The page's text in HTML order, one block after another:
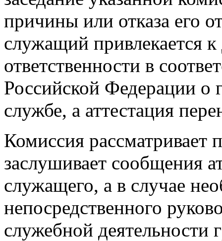
причины или отказа его
служащий привлекается
ответственности в
Российской Федерации о
службе, а аттестация
Комиссия рассматривает
заслушивает сообщения
служащего, а в случае
непосредственного
служебной деятельности